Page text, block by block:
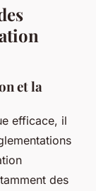
et la
efficace, il
des